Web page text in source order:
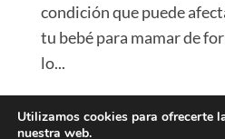
condición que puede
tu bebé para mamar de
lo...
Utilizamos cookies para ofrecerte
nuestra web.